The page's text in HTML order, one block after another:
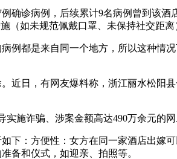
确诊病例，后续累计9名病例曾到该
如未规范佩戴口罩、未保持社交距离
例都是来自同一个地方，所以这种情
日，有网友爆料称，浙江丽水松阳
施诈骗、涉案金额高达490万余元的
：方便性：女方在同一家酒店出嫁
备和仪式，如迎亲、拍照等。